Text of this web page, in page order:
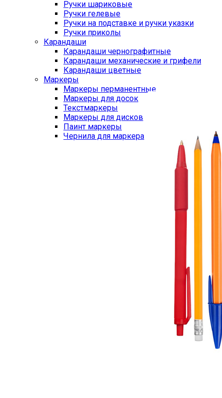
Ручки шариковые
Ручки гелевые
Ручки на подставке и ручки указки
Ручки приколы
Карандаши
Карандаши чернографитные
Карандаши механические и грифели
Карандаши цветные
Маркеры
Маркеры перманентные
Маркеры для досок
Текстмаркеры
Маркеры для дисков
Паинт маркеры
Чернила для маркера